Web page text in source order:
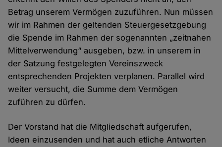
Betrag unserem Vermögen zuzuführen. Nun müssen
wir im Rahmen der geltenden Steuergesetzgebung
die Spende im Rahmen der sogenannten „zeitnahen
Mittelverwendung“ ausgeben, bzw. in unserem in
der Satzung festgelegten Vereinszweck
entsprechenden Projekten verplanen. Parallel wird
weiter versucht, die Summe dem Vermögen
zuführen zu dürfen.
Der Vorstand hat die Mitgliedschaft aufgerufen,
Ideen einzusenden und hat auch etliche Antworten